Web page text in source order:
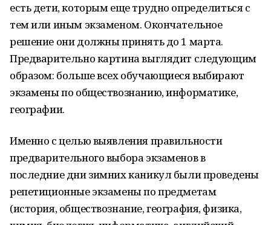
есть дети, которым еще трудно определиться с
тем или иным экзаменом. Окончательное
решение они должны принять до 1 марта.
Предварительно картина выглядит следующим
образом: больше всех обучающиеся выбирают
экзамены по обществознанию, информатике,
географии.
Именно с целью выявления правильности
предварительного выбора экзаменов в
последние дни зимних каникул были проведены
репетиционные экзамены по предметам
(история, обществознание, география, физика,